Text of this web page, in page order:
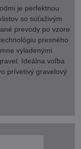
je perfektnou
so súťaživým
prevody po vzore
presného
vyladenými
Ideálna voľba
prívetivý gravelový